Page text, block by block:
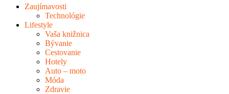
Zaujímavosti
Technológie
Lifestyle
Vaša knižnica
Bývanie
Cestovanie
Hotely
Auto – moto
Móda
Zdravie